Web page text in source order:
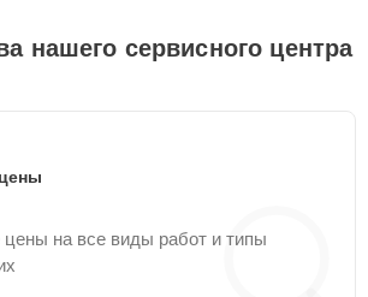
нашего сервисного центра
цены на все виды работ и типы